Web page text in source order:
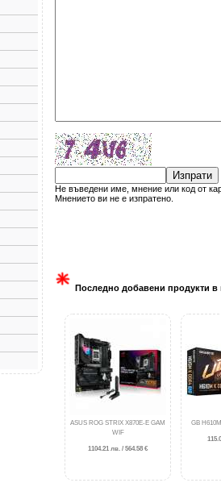
Изпрати
Не въведени име, мнение или код от
Мнението ви не е изпратено.
Последно добавени продукти в
ASUS ROG STRIX X870E-E GAM
WIF
1104.21 лв. / 564.58 €
GB